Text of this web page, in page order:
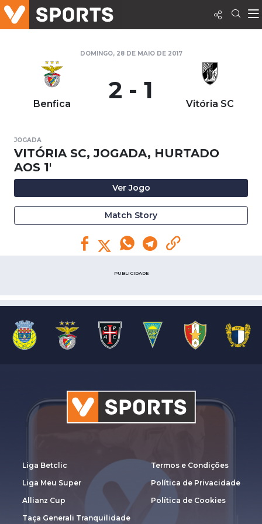
DOMINGO, 28 DE MAIO DE 2017
Benfica 2 - 1 Vitória SC
JOGADA
VITÓRIA SC, JOGADA, HURTADO
AOS 1'
Ver Jogo
Match Story
PUBLICIDADE
Liga Betclic
Liga Meu Super
Allianz Cup
Taça Generali Tranquilidade
Termos e Condições
Política de Privacidade
Política de Cookies